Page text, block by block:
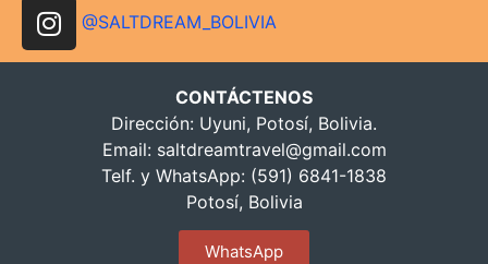
@SALTDREAM_BOLIVIA
CONTÁCTENOS
Dirección: Uyuni, Potosí, Bolivia.
Email: saltdreamtravel@gmail.com
Telf. y WhatsApp: (591) 6841-1838
Potosí, Bolivia
WhatsApp